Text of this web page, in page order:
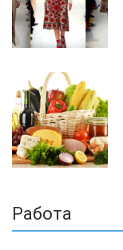
Работа